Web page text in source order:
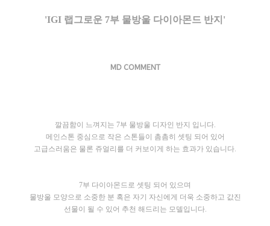
'IGI 랩그로운 7부 물방울 다이아몬드 반지'
MD COMMENT
깔끔함이 느껴지는 7부 물방울 디자인 반지 입니다.
메인스톤 중심으로 작은 스톤들이 촘촘히 셋팅 되어 있어
고급스러움은 물론 쥬얼리를 더 커보이게 하는 효과가 있습니다.
7부 다이아몬드로 셋팅 되어 있으며
물방울 모양으로 소중한 분 혹은 자기 자신에게 더욱 소중하고 값진
선물이 될 수 있어 추천 해드리는 모델입니다.